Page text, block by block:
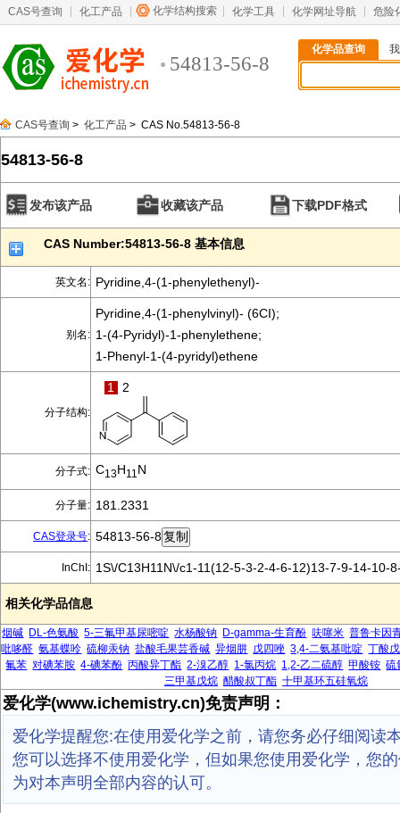
CAS号查询 化工产品 化学结构搜索 化学工具 化学网址导航 危险
54813-56-8
化学品查询
CAS号查询 > 化工产品 > CAS No.54813-56-8
54813-56-8
发布该产品 收藏该产品 下载PDF格式
CAS Number:54813-56-8 基本信息
英文名: Pyridine,4-(1-phenylethenyl)-
别名:
Pyridine,4-(1-phenylvinyl)- (6CI);
1-(4-Pyridyl)-1-phenylethene;
1-Phenyl-1-(4-pyridyl)ethene
分子结构:
1 2
分子式: C13H11 N
分子量: 181.2331
CAS登录号: 54813-56-8
InChI: 1S\/C13H11N\/c1-11(12-5-3-2-4-6-12)13-7-9-14-10-
相关化学品信息
烟碱 DL-色氨酸 5-三氟甲基尿嘧啶 水杨酸钠 D-gamma-生育酚 呋噻米 普鲁卡因
吡哆醛 氨基蝶呤 硫柳汞钠 盐酸毛果芸香碱 异烟肼 戊四唑 3,4-二氨基吡啶 丁酸
氟苯 对碘苯胺 4-碘苯酚 丙酸异丁酯 2-溴乙醇 1-氯丙烷 1,2-乙二硫醇 甲酸铵 硫
三甲基戊烷 醋酸叔丁酯 十甲基环五硅氧烷
爱化学(www.ichemistry.cn)免责声明：
爱化学提醒您:在使用爱化学之前，请您务必仔细阅读
您可以选择不使用爱化学，但如果您使用爱化学，您
为对本声明全部内容的认可。